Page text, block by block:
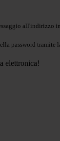
all'indirizzo
password tramite
elettronica!